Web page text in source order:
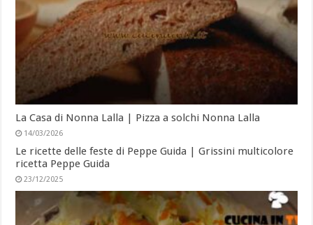
La Casa di Nonna Lalla | Pizza a solchi Nonna Lalla
14/03/2026
Le ricette delle feste di Peppe Guida | Grissini multicolore
ricetta Peppe Guida
23/12/2025